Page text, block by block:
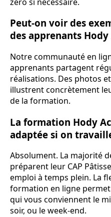
Peut-on voir des
des apprenants Hody
Notre communauté en
apprenants partagent
réalisations. Des photos
illustrent concrètement
de la formation.
La formation Hody
adaptée si on
Absolument. La majorité
préparent leur CAP
emploi à temps plein. La
formation en ligne
qui vous conviennent le
soir, ou le week-end.